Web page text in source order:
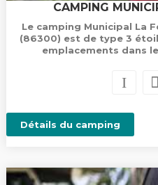
CAMPING
Le camping Municipal La
(86300) est de type 3
emplacements dans
Détails du camping